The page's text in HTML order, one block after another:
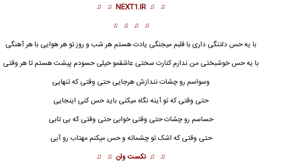
♫ ♫
NEXT1.IR
♫ ♫
♫ ♫ ♫ ♫
با یه حس دلتنگی داری با قلبم میجنگی یادت هستم هر شب و روز تو هر هوایی با هر آهنگی
با یه حس خوشبختی من ندارم کنارت سختی عاشقمو خیلی حسودم پیشت هستم تا هر وقتی
وسواسمرو چشات نندازش هرجایی حتی وقتی که تنهایی
حتی وقتی که تو آینه نگاه میکنی باید حس کنی اینجایی
حساسم رو چشات حتی وقتی خوابی حتی وقتی که بی تابی
حتی وقتی که اشک تو چشماته و حس میکنم مهتاب رو آبی
♫ ♫ نکست وان ♫ ♫